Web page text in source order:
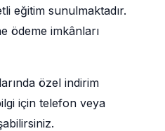
eğitim sunulmaktadır.
ödeme imkânları
özel indirim
için telefon veya